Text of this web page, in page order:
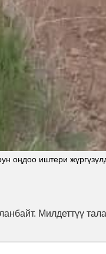
оңдоо иштери
Милдеттүү